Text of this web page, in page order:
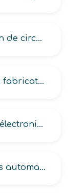
Opérateur de fabrication de circuits imprimés, de fabrication en microélectronique
Opérateur contrôleur en fabrication microélectronique
Conducteur support en électronique
Conducteur de machines automatiques en production électronique-microélectronique